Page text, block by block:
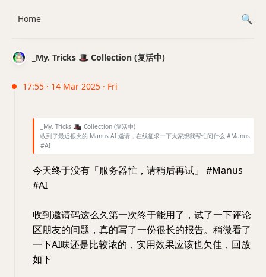
_My. Tricks 🎩 Collection (复活中)
17:55 · 14 Mar 2025 · Fri
_My. Tricks 🎩 Collection (复活中)
收到了最近很火的 Manus AI 邀请，在线征求一下大家想我帮忙问什么 #Manus
#AI
今天终于没有「服务器忙，请稍后再试」 #Manus
#AI
收到邀请码这么久第一次终于能用了，试了一下评论
区朋友的问题，真的写了一份很长的报告。稍微看了
一下AI味还是比较浓的，实用效果应该也欠佳，回放
如下
Home